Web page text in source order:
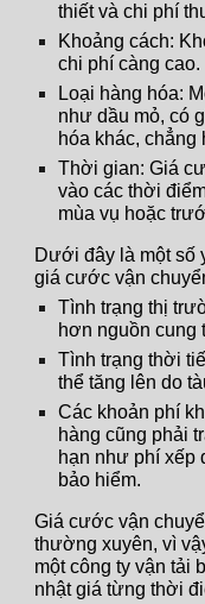
thiết và chi phí
Khoảng cách:
chi phí càng cao.
Loại hàng hóa:
như dầu mỏ, có
hóa khác, chẳng
Thời gian: Giá
vào các thời
mùa vụ hoặc
Dưới đây là một số
giá cước vận
Tình trạng thị
hơn nguồn cung
Tình trạng thời
thể tăng lên do
Các khoản phí
hàng cũng phải
hạn như phí xếp
bảo hiểm.
Giá cước vận
thường xuyên, vì
một công ty vận tải
nhật giá từng thời